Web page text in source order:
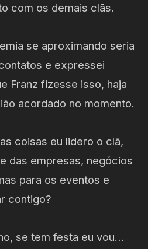
com os demais clãs.
se aproximando seria
e expressei
Franz fizesse isso, haja
acordado no momento.
coisas eu lidero o clã,
das empresas, negócios
para os eventos e
contigo?
se tem festa eu vou…